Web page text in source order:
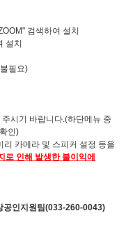
검색하여 설치
설치
필요)
시기 바랍니다.(하단메뉴 중
인)
카메라 및 스피커 설정 등을
로 인해 발생한 불이익에
공인지원팀(033-260-0043)